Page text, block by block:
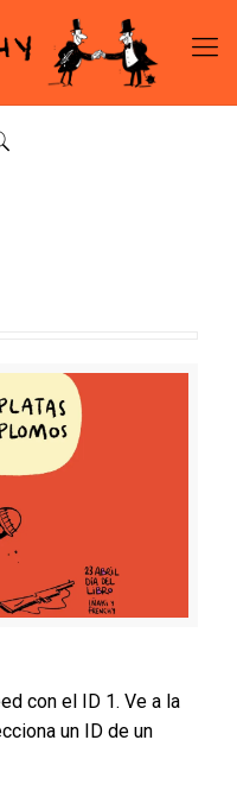
con el ID 1. Ve a la
un ID de un